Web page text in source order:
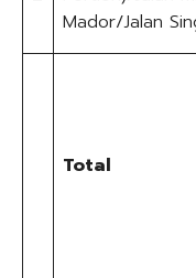
Mador/Jalan
Total